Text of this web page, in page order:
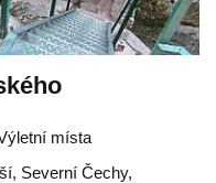
místa
, Severní Čechy,